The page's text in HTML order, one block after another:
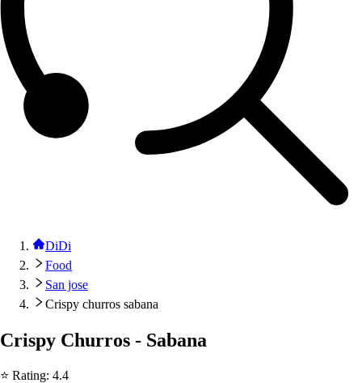
DiDi
Food
San jose
Crispy churros sabana
Crispy Churros - Sabana
⭐ Rating: 4.4